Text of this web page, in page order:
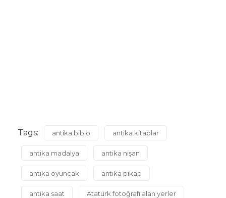
Tags: antika biblo antika kitaplar
antika madalya antika nişan
antika oyuncak antika pikap
antika saat Atatürk fotoğrafı alan yerler